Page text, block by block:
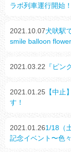
ラボ列車運行開始！
2021.10.07犬吠駅
smile balloon
2021.03.22 『ピン
2021.01.25 【中
す！
2021.01.261/18（
記念イベント〜色